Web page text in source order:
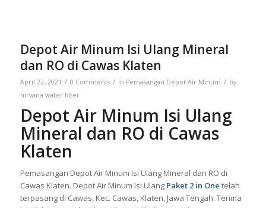
Depot Air Minum Isi Ulang Mineral
dan RO di Cawas Klaten
April 22, 2021 / 0 Comments / in Pemasangan Depot Air Minum / by
nirvana water filter
Depot Air Minum Isi Ulang
Mineral dan RO di Cawas
Klaten
Pemasangan Depot Air Minum Isi Ulang Mineral dan RO di
Cawas Klaten. Depot Air Minum Isi Ulang Paket 2 in One telah
terpasang di Cawas, Kec. Cawas, Klaten, Jawa Tengah. Terima